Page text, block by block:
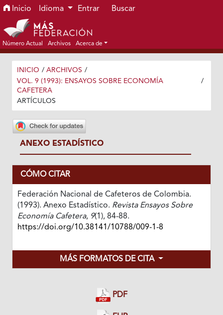
Ir al menú de navegación principal
Ir al contenido principal
Ir al pie de página del sitio
Inicio Idioma Entrar Buscar
Número Actual Archivos Acerca de
INICIO / ARCHIVOS /
VOL. 9 (1993): ENSAYOS SOBRE ECONOMÍA
CAFETERA
/
ARTÍCULOS
ANEXO ESTADÍSTICO
CÓMO CITAR
Federación Nacional de Cafeteros de Colombia.
(1993). Anexo Estadístico. Revista Ensayos Sobre
Economía Cafetera, 9(1), 84-88.
https://doi.org/10.38141/10788/009-1-8
MÁS FORMATOS DE CITA
PDF